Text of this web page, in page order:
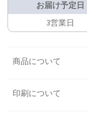
お届け予定日
3営業日
商品について
印刷について